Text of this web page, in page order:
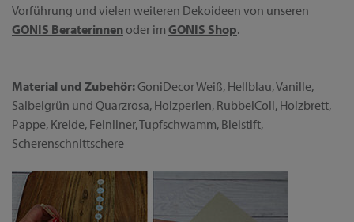
Vorführung und vielen weiteren Dekoideen von unseren
GONIS Beraterinnenoder im GONIS Shop.
Material und Zubehör:GoniDecor Weiß, Hellblau, Vanille,
Salbeigrün und Quarzrosa, Holzperlen, RubbelColl, Holzbrett,
Pappe, Kreide, Feinliner, Tupfschwamm, Bleistift,
Scherenschnittschere